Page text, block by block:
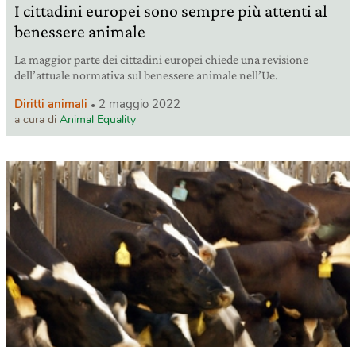
I cittadini europei sono sempre più attenti al
benessere animale
La maggior parte dei cittadini europei chiede una revisione
dell’attuale normativa sul benessere animale nell’Ue.
Diritti animali 2 maggio 2022
a cura di Animal Equality